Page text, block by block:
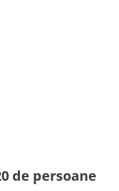
de persoane